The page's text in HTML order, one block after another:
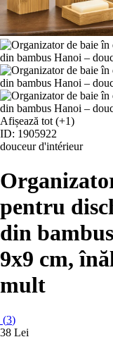
Afișează tot (+1)
ID: 1905922
douceur d'intérieur
pentru
din
9x9 cm,
mult
(3)
38 Lei